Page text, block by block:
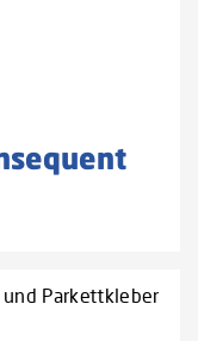
Parkettkleber